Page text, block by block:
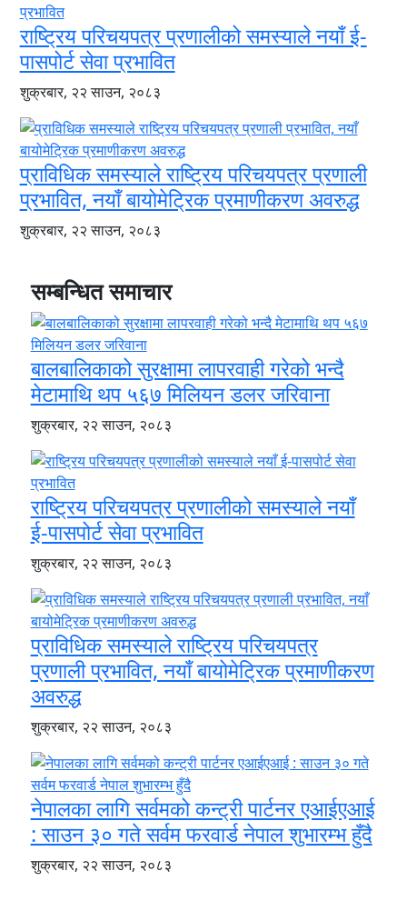
राष्ट्रिय परिचयपत्र प्रणालीको समस्याले नयाँ ई-
पासपोर्ट सेवा प्रभावित
शुक्रबार, २२ साउन, २०८३
प्राविधिक समस्याले राष्ट्रिय परिचयपत्र प्रणाली
प्रभावित, नयाँ बायोमेट्रिक प्रमाणीकरण अवरुद्ध
शुक्रबार, २२ साउन, २०८३
सम्बन्धित समाचार
बालबालिकाको सुरक्षामा लापरवाही गरेको भन्दै
मेटामाथि थप ५६७ मिलियन डलर जरिवाना
शुक्रबार, २२ साउन, २०८३
राष्ट्रिय परिचयपत्र प्रणालीको समस्याले नयाँ
ई-पासपोर्ट सेवा प्रभावित
शुक्रबार, २२ साउन, २०८३
प्राविधिक समस्याले राष्ट्रिय परिचयपत्र
प्रणाली प्रभावित, नयाँ बायोमेट्रिक प्रमाणीकरण
अवरुद्ध
शुक्रबार, २२ साउन, २०८३
नेपालका लागि सर्वमको कन्ट्री पार्टनर एआईएआई
: साउन ३० गते सर्वम फरवार्ड नेपाल शुभारम्भ हुँदै
शुक्रबार, २२ साउन, २०८३